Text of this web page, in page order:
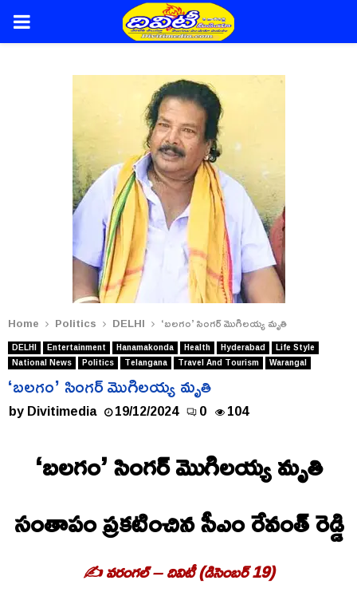
PRIMARY
Home Politics DELHI ‘బలగం’ సింగర్ మొగిలయ్య మృతి
DELHI Entertainment Hanamakonda Health Hyderabad
Life Style
National News
Politics Telangana Travel And Tourism Warangal
‘బలగం’ సింగర్ మొగిలయ్య మృతి
byDivitimedia 19/12/2024 0 104
‘బలగం’ సింగర్ మొగిలయ్య మృతి
సంతాపం ప్రకటించిన సీఎం రేవంత్ రెడ్డి
✍️ వరంగల్ – దివిటీ (డిసెంబర్ 19)